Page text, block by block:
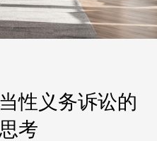
性义务诉讼的
考